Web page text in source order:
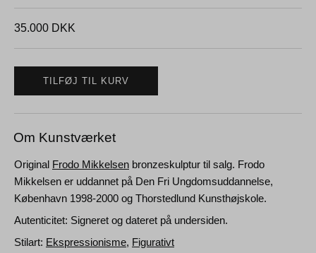
35.000 DKK
TILFØJ TIL KURV
Om Kunstværket
Original Frodo Mikkelsen bronzeskulptur til salg. Frodo
Mikkelsen er uddannet på Den Fri Ungdomsuddannelse,
København 1998-2000 og Thorstedlund Kunsthøjskole.
Autenticitet: Signeret og dateret på undersiden.
Stilart: Ekspressionisme, Figurativt